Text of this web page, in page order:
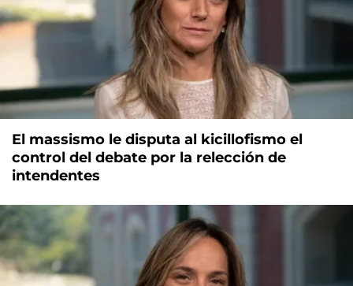
El massismo le disputa al kicillofismo el
control del debate por la relección de
intendentes